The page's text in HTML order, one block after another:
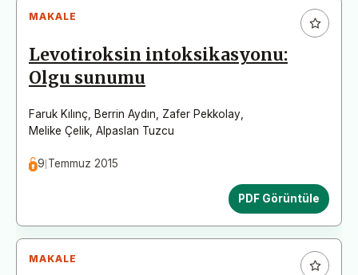
MAKALE
Levotiroksin intoksikasyonu:
Olgu sunumu
Faruk Kılınç Berrin Aydın Zafer Pekkolay
Melike Çelik Alpaslan Tuzcu
9 Temmuz 2015
PDF Görüntüle
MAKALE